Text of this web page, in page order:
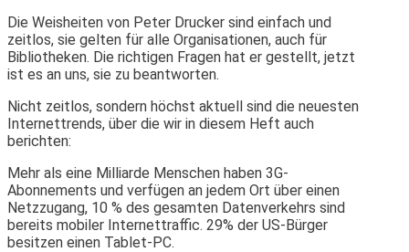
Die Weisheiten von Peter Drucker sind einfach und
zeitlos, sie gelten für alle Organisationen, auch für
Bibliotheken. Die richtigen Fragen hat er gestellt, jetzt
ist es an uns, sie zu beantworten.
Nicht zeitlos, sondern höchst aktuell sind die neuesten
Internettrends, über die wir in diesem Heft auch
berichten:
Mehr als eine Milliarde Menschen haben 3G-
Abonnements und verfügen an jedem Ort über einen
Netzzugang, 10 % des gesamten Datenverkehrs sind
bereits mobiler Internettraffic. 29% der US-Bürger
besitzen einen Tablet-PC.